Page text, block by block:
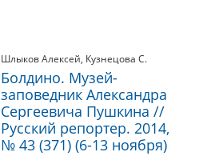
Шлыков Алексей, Кузнецова С.
Болдино. Музей-
заповедник Александра
Сергеевича Пушкина //
Русский репортер. 2014,
№ 43 (371) (6-13 ноября)